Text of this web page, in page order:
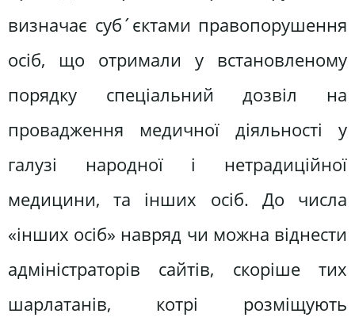
визначає суб´єктами правопорушення
осіб, що отримали у встановленому
порядку спеціальний дозвіл на
провадження медичної діяльності у
галузі народної і нетрадиційної
медицини, та інших осіб. До числа
«інших осіб» навряд чи можна віднести
адміністраторів сайтів, скоріше тих
шарлатанів, котрі розміщують